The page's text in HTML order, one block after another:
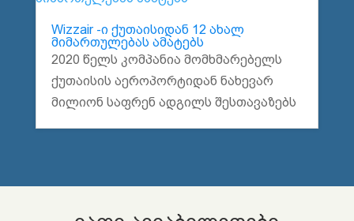
Wizzair -ი ქუთაისიდან 12 ახალ
მიმართულებას ამატებს
2020 წელს კომპანია მომხმარებელს
ქუთაისის აეროპორტიდან ნახევარ
მილიონ საფრენ ადგილს შესთავაზებს